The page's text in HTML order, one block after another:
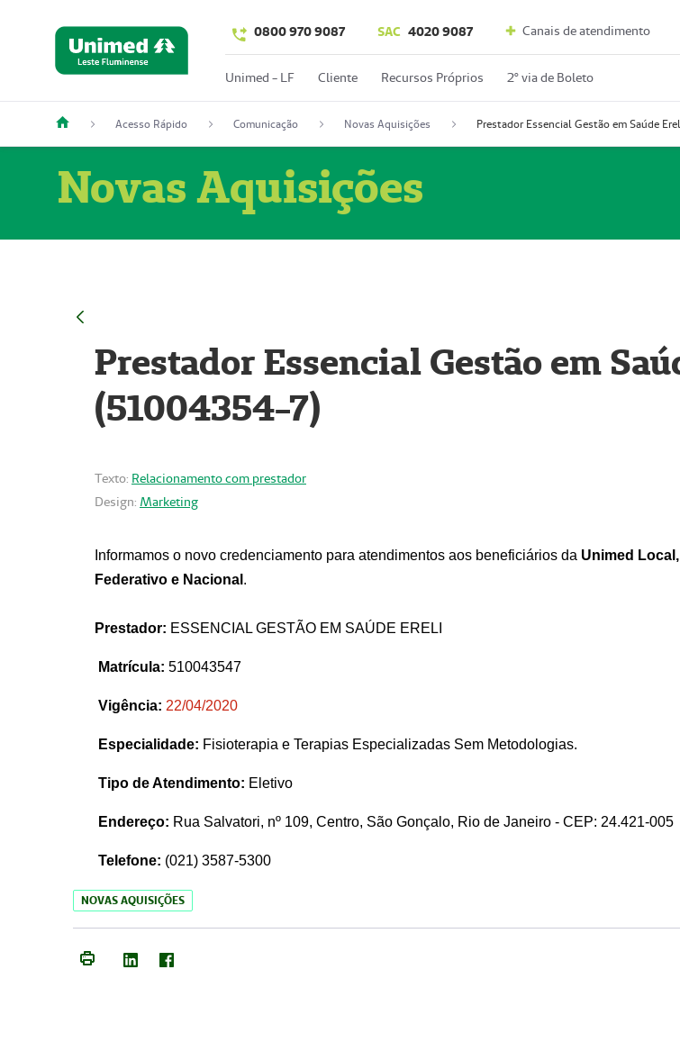
0800 970 9087 SAC 4020 9087 Canais de atendimento
Unimed - LF Cliente Recursos Próprios 2º via de Boleto
Acesso Rápido Comunicação Novas Aquisições
Novas Aquisições
Prestador Essencial Gestão em
(51004354-7)
Texto: Relacionamento com prestador
Design: Marketing
Informamos o novo credenciamento para atendimentos aos beneficiários da Unimed
Federativo e Nacional .
Prestador: ESSENCIAL GESTÃO EM SAÚDE ERELI
Matrícula: 510043547
Vigência: 22/04/2020
Especialidade: Fisioterapia e Terapias Especializadas Sem Metodologias.
Tipo de Atendimento: Eletivo
Endereço: Rua Salvatori, nº 109, Centro, São Gonçalo, Rio de Janeiro - CEP: 24.421-005
Telefone: (021) 3587-5300
NOVAS AQUISIÇÕES